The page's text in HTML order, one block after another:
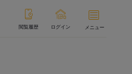
閲覧履歴 ログイン メニュー